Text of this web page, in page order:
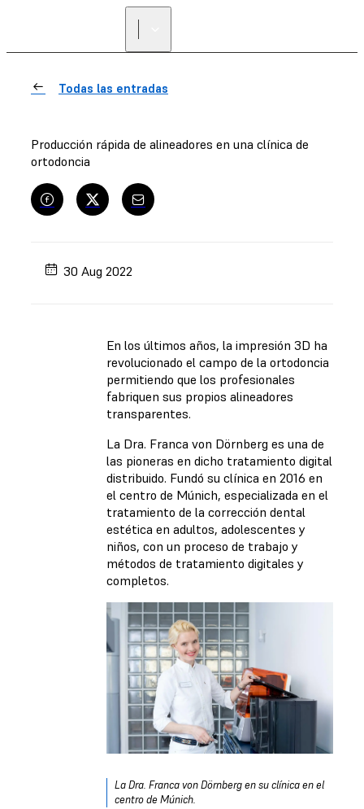
Todas las entradas
Producción rápida de alineadores en una clínica de
ortodoncia
30 Aug 2022
En los últimos años, la impresión 3D ha
revolucionado el campo de la ortodoncia
permitiendo que los profesionales
fabriquen sus propios alineadores
transparentes.
La Dra. Franca von Dörnberg es una de
las pioneras en dicho tratamiento digital
distribuido. Fundó su clínica en 2016 en
el centro de Múnich, especializada en el
tratamiento de la corrección dental
estética en adultos, adolescentes y
niños, con un proceso de trabajo y
métodos de tratamiento digitales y
completos.
La Dra. Franca von Dörnberg en su clínica en el
centro de Múnich.